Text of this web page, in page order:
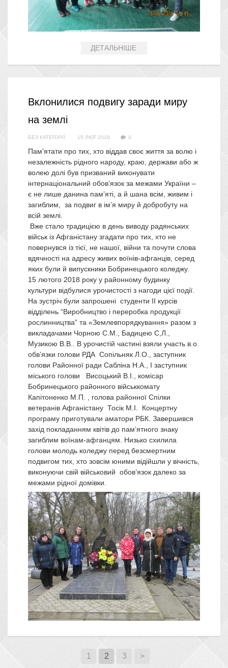
ДЕТАЛЬНІШЕ
Вклонилися подвигу заради миру
на землі
БЕЗ КАТЕГОРІЇ 15 ЛЮТ 2018 0
Пам’ятати про тих, хто віддав своє життя за волю і
незалежність рідного народу, краю, держави або ж
волею долі був призваний виконувати
інтернаціональний обов’язок за межами України –
є не лише данина пам’яті, а й шана всім, живим і
загиблим, за подвиг в ім’я миру й добробуту на
всій землі.
Вже стало традицією в день виводу радянських
військ із Афганістану згадати про тих, хто не
повернувся із тієї, не нашої, війни та почути слова
вдячності на адресу живих воїнів-афганців, серед
яких були й випускники Бобринецького коледжу.
15 лютого 2018 року у районному будинку
культури відбулися урочистості з нагоди цієї події.
На зустріч були запрошені студенти ІІ курсів
відділень “Виробництво і переробка продукції
рослинництва” та «Землевпорядкування» разом з
викладачами Чорною С.М., Бадицею С,Л.,
Музикою В.В.. В урочистій частині взяли участь в.о.
обв’язки голови РДА Сопільняк Л.О., заступник
голови Районної ради Сабліна Н.А., І заступник
міського голови Висоцький В.І., комісар
Бобринецького районного військкомату
Капітоненко М.П. , голова районної Спілки
ветеранів Афганістану Тосік М.І. Концертну
програму приготували аматори РБК. Завершився
захід покладанням квітів до пам’ятного знаку
загиблим воїнам-афганцям. Низько схилила
голови молодь коледжу перед безсмертним
подвигом тих, хто зовсім юними відійшли у вічність,
виконуючи свій військовий обов’язок далеко за
межами рідної домівки.
1 2 3 >